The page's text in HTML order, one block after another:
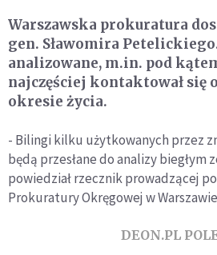
Warszawska prokuratura
gen. Sławomira
analizowane, m.in. pod
najczęściej kontaktował się
okresie życia.
- Bilingi kilku użytkowanych przez
będą przesłane do analizy biegłym
powiedział rzecznik prowadzącej
Prokuratury Okręgowej w
DEON.PL